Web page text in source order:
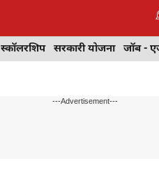
स्कॉलरशिप सरकारी योजना जॉब -
---Advertisement---